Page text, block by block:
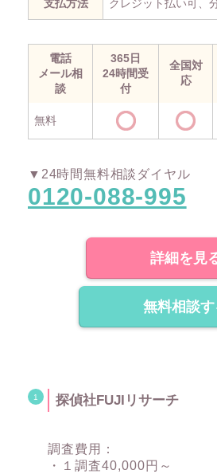
支払方法 クレジット払い可、
電話
メール相
談
365日
24時間受
付
全国対
応
無料
▼24時間無料相談ダイヤル
0120-088-995
詳細を見
無料相談す
探偵社FUJIリサーチ
調査費用：
・１調査40,000円～